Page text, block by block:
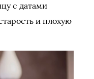
с датами
и плохую